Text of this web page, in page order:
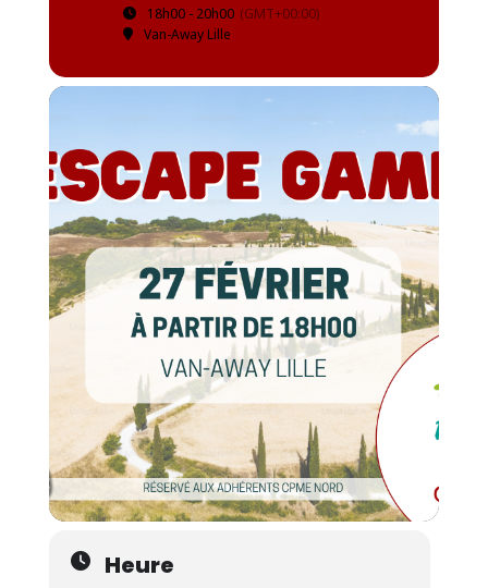
18h00 - 20h00 (GMT+00:00)
Van-Away Lille
Heure